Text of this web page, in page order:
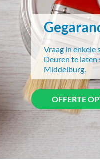
Vraag in enkele
Deuren te laten
Middelburg.
OFFERTE